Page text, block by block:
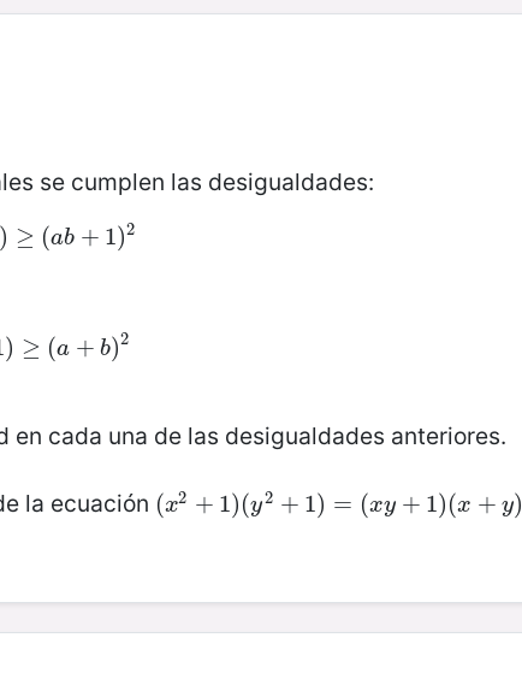
se cumplen las desigualdades:
) ≥ (ab + 1)2
) ≥( ab+ 1)2
) ≥ (a + b)2
) ≥( a+b)2
cada una de las desigualdades anteriores.
la ecuación (x2 + 1)(y2 + 1) = (xy + 1)(x + y)
(x2 +1 )(y2+ 1)=(x y+ 1)(x +y)